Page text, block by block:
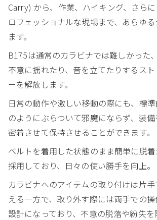
Carry) から、作業、ハイキング、さら
ロフェッショナルな現場まで、あらゆ
ます。
B175は通常のカラビナでは難しかった
不意に揺れたり、音を立てたりするス
ーを解放します。
日常の動作や激しい移動の際にも、標
のようにぶらついて邪魔にならず、装
密着させて保持させることができます。
ベルトを着用した状態のまま簡単に脱
採用しており、日々の使い勝手を向上。
カラビナへのアイテムの取り付けは片
える一方で、取り外す際には両手での
設計になっており、不意の脱落や紛失